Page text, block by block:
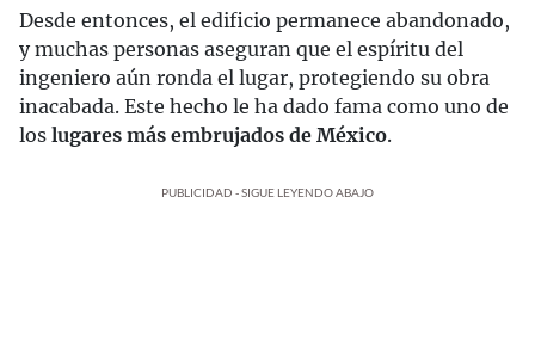
Desde entonces, el edificio permanece abandonado,
y muchas personas aseguran que el espíritu del
ingeniero aún ronda el lugar, protegiendo su obra
inacabada. Este hecho le ha dado fama como uno de
los lugares más embrujados de México.
PUBLICIDAD - SIGUE LEYENDO ABAJO